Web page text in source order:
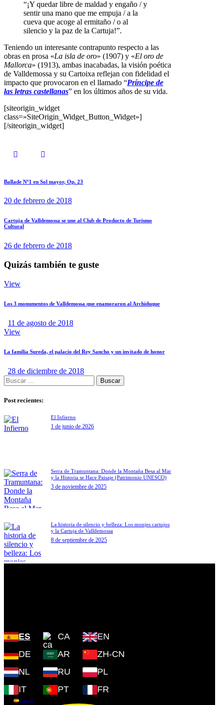
“¡Y quedar libre de maldad y engaño / y
sentir una mano que me empuja / a la
cueva que acoge al ermitaño / o al
silencio y la paz de la Cartuja!”.
Teniendo un interesante contrapunto respecto a las
obras en prosa «La isla de oro» (1907) y «El oro de
Mallorca» (1913), ambas inacabadas, la visión poética
de Valldemossa y su Cartoixa reflejan con fidelidad el
impacto que provocaron en el llamado “Príncipe de
las letras castellanas” en los últimos años de su vida.
[siteorigin_widget
class=»SiteOrigin_Widget_Button_Widget»]
[/siteorigin_widget]
Ballade Nº1 en Sol mayor, Op. 23
20 de febrero de 2018
Cartuja de Valldemossa se une al Club de Producto de Turismo
Cultural
26 de febrero de 2018
Quizás también te guste
View
Los 3 monumentos de Valldemossa que enamoraron al Archiduque
11 de agosto de 2018
View
La familia Sureda, el palacio del Rey Sancho y un invitado de honor
28 de diciembre de 2018
Post recientes:
El Infierno
1 de junio de 2026
Serra de Tramuntana: Donde la Montaña Besa al Mar
y la Historia se Hace Paisaje (Patrimonio UNESCO)
3 de noviembre de 2025
La historia de silencio y belleza: Los monjes cartujos
y la Cartuja de Valldemossa
8 de septiembre de 2025
ES CA
EN
DE
AR
ZH-CN
NL
RU
PL
IT
PT FR